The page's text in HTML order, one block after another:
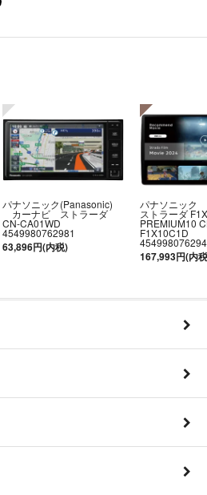
パナソニック(Panasonic)
カーナビ ストラーダ
CN-CA01WD
4549980762981
63,896円(内税)
パナソニッ
ストラーダ F1X
PREMIUM10
F1X10C1D
167,993円(内